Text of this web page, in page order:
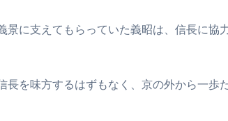
景に支えてもらっていた義昭は、信長に協
長を味方するはずもなく、京の外から一歩